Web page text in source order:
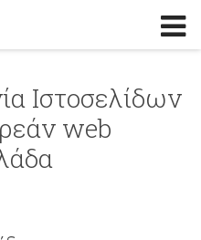
Ιστοσελίδων
web